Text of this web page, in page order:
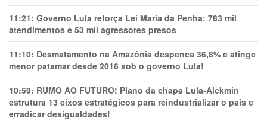
11:21: Governo Lula reforça Lei Maria da Penha: 783 mil
atendimentos e 53 mil agressores presos
11:10: Desmatamento na Amazônia despenca 36,8% e atinge
menor patamar desde 2016 sob o governo Lula!
10:59: RUMO AO FUTURO! Plano da chapa Lula-Alckmin
estrutura 13 eixos estratégicos para reindustrializar o país e
erradicar desigualdades!